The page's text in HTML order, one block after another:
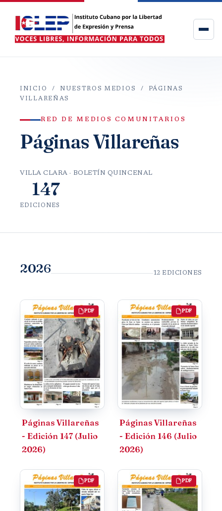
INICIO / NUESTROS MEDIOS
/ PÁGINAS
VILLAREÑAS
RED DE MEDIOS COMUNITARIOS
Páginas Villareñas
VILLA CLARA · BOLETÍN QUINCENAL
147
EDICIONES
2026 12 EDICIONES
PDF
Páginas Villareñas
- Edición 147 (Julio
2026)
PDF
Páginas Villareñas
- Edición 146 (Julio
2026)
PDF PDF